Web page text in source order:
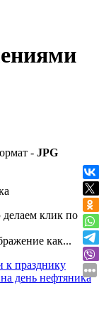
- JPG
клик по
как...
к празднику
день нефтяника